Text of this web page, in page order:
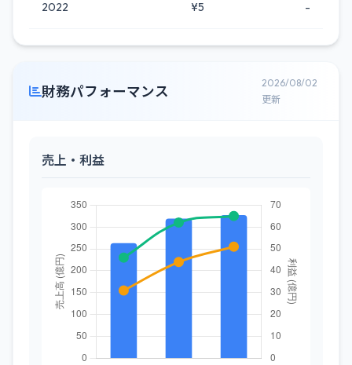
2022 ¥5 -
財務パフォーマンス
2026/08/02
更新
売上・利益